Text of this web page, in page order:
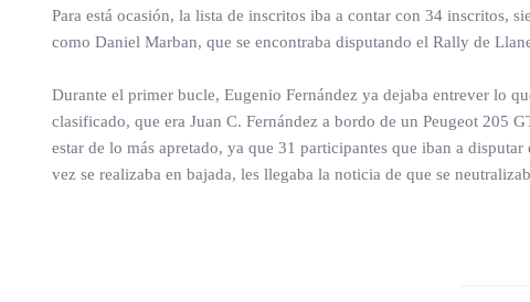
Para está ocasión, la lista de inscritos iba a contar con 34 inscritos,
como Daniel Marban, que se encontraba disputando el Rally de
Durante el primer bucle, Eugenio Fernández ya dejaba entrever lo
clasificado, que era Juan C. Fernández a bordo de un Peugeot 205
estar de lo más apretado, ya que 31 participantes que iban a
vez se realizaba en bajada, les llegaba la noticia de que se